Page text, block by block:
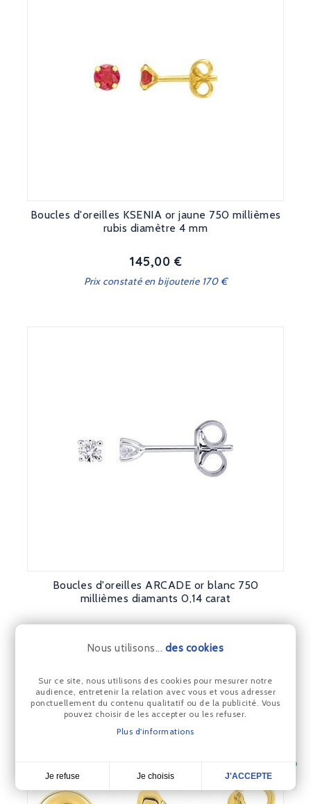
4,7
Boucles d'oreilles KSENIA or jaune 750 millièmes
rubis diamètre 4 mm
Prix
145,00 €
Prix constaté en bijouterie 170 €
Boucles d'oreilles ARCADE or blanc 750
millièmes diamants 0,14 carat
Prix constaté en bijouterie 550 €
Nous utilisons... des cookies
Sur ce site, nous utilisons des cookies pour mesurer notre
audience, entretenir la relation avec vous et vous adresser
ponctuellement du contenu qualitatif ou de la publicité. Vous
pouvez choisir de les accepter ou les refuser.
Plus d'informations
Je refuse Je choisis J'ACCEPTE